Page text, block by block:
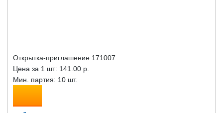
Открытка-приглашение 171007
Цена за 1 шт: 141.00 р.
Мин. партия: 10 шт.